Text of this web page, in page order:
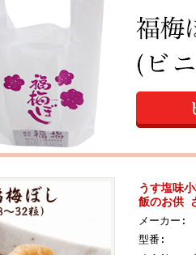
うす塩味
飯のお供
メーカー:
型番: